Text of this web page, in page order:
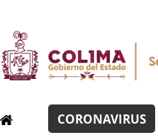
CORONAVIRUS